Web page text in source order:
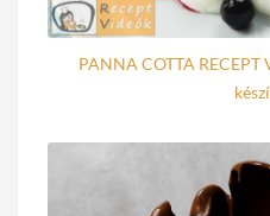
PANNA COTTA